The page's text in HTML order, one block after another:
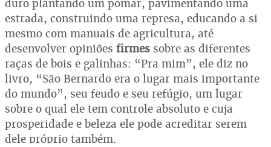
duro plantando um pomar, pavimentando uma
estrada, construindo uma represa, educando a si
mesmo com manuais de agricultura, até
desenvolver opiniões firmes sobre as diferentes
raças de bois e galinhas: “Pra mim”, ele diz no
livro, “São Bernardo era o lugar mais importante
do mundo”, seu feudo e seu refúgio, um lugar
sobre o qual ele tem controle absoluto e cuja
prosperidade e beleza ele pode acreditar serem
dele próprio também.